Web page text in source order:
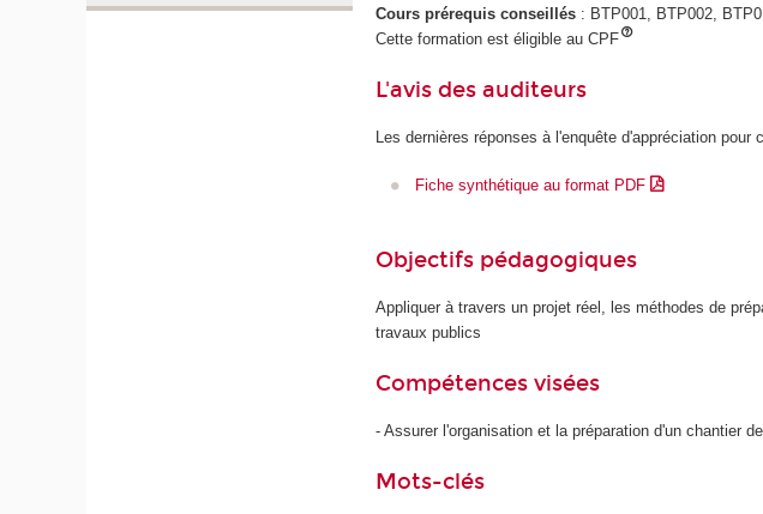
Cours prérequis conseillés : BTP001, BTP002,
Cette formation est éligible au CPF
L'avis des auditeurs
Les dernières réponses à l'enquête d'appréciation pour
Fiche synthétique au format PDF
Objectifs pédagogiques
Appliquer à travers un projet réel, les méthodes de
travaux publics
Compétences visées
- Assurer l'organisation et la préparation d'un chantier
Mots-clés